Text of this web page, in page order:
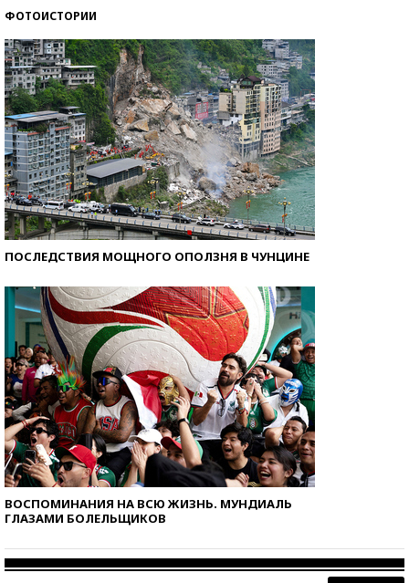
ФОТОИСТОРИИ
ПОСЛЕДСТВИЯ МОЩНОГО ОПОЛЗНЯ В ЧУНЦИНЕ
ВОСПОМИНАНИЯ НА ВСЮ ЖИЗНЬ. МУНДИАЛЬ
ГЛАЗАМИ БОЛЕЛЬЩИКОВ